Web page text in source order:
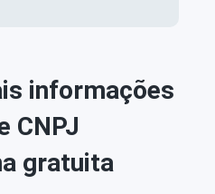
informações
CNPJ
gratuita